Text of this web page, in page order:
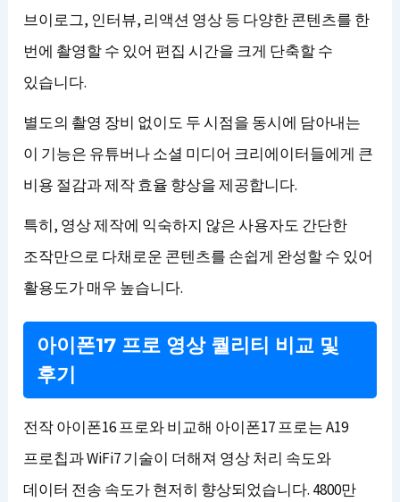
브이로그, 인터뷰, 리액션 영상 등 다양한 콘텐츠를 한
번에 촬영할 수 있어 편집 시간을 크게 단축할 수
있습니다.
별도의 촬영 장비 없이도 두 시점을 동시에 담아내는
이 기능은 유튜버나 소셜 미디어 크리에이터들에게 큰
비용 절감과 제작 효율 향상을 제공합니다.
특히, 영상 제작에 익숙하지 않은 사용자도 간단한
조작만으로 다채로운 콘텐츠를 손쉽게 완성할 수 있어
활용도가 매우 높습니다.
아이폰17 프로 영상 퀄리티 비교 및
후기
전작 아이폰16 프로와 비교해 아이폰17 프로는 A19
프로칩과 WiFi7 기술이 더해져 영상 처리 속도와
데이터 전송 속도가 현저히 향상되었습니다. 4800만